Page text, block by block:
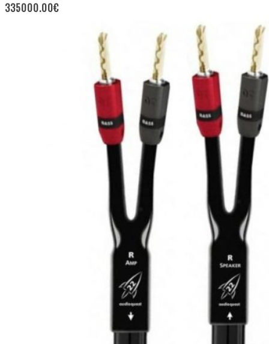
335000.00€